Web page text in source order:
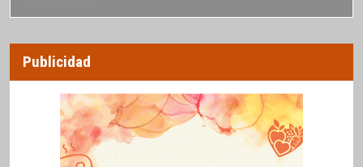
Publicidad